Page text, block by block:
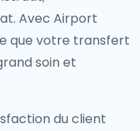
Avec Airport
que votre transfert
soin et
du client